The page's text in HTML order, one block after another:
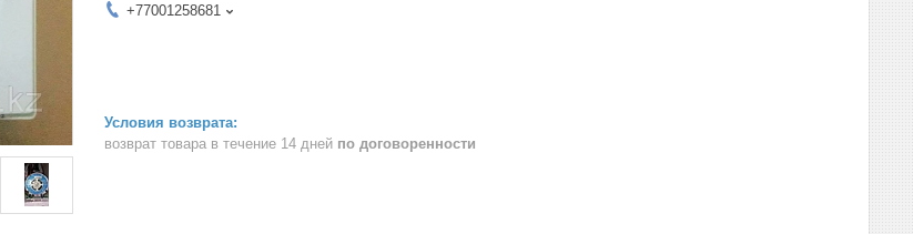
+77001258681
возврат товара в течение 14 дней по договоренности